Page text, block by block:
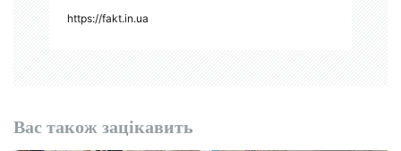
https://fakt.in.ua
Вас також зацікавить